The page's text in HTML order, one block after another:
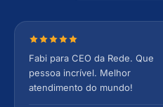
Nota 5 de 5 estrelas
Fabi para CEO da Rede. Que
pessoa incrível. Melhor
atendimento do mundo!